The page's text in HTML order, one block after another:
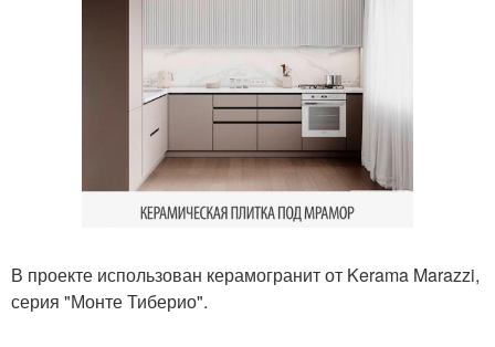
В проекте использован керамогранит от Kerama Marazzi,
серия "Монте Тиберио".